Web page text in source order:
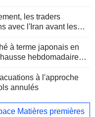
les traders
avec l'Iran avant les
à terme japonais en
hebdomadaire,
à l'approche
annulés
Matières premières